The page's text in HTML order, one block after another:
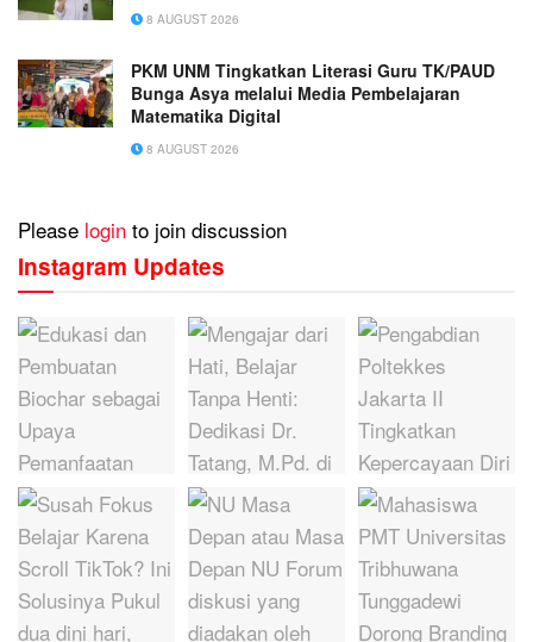
8 AUGUST 2026
PKM UNM Tingkatkan Literasi Guru TK/PAUD
Bunga Asya melalui Media Pembelajaran
Matematika Digital
8 AUGUST 2026
Please login to join discussion
Instagram Updates